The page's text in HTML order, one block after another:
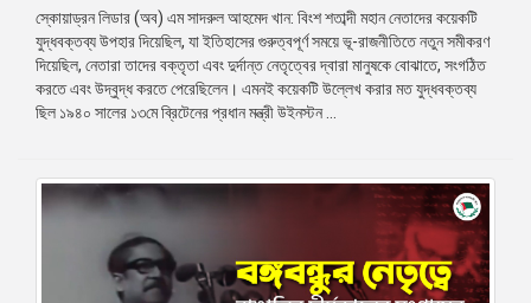
স্কোয়াড্রন লিডার (অব) এম সাদরুল আহমেদ খান: বিংশ শতাব্দী মহান নেতাদের কয়েকটি
যুদ্ধবক্তব্য উপহার দিয়েছিল, যা ইতিহাসের গুরুত্বপূর্ণ সময়ে ভূ-রাজনীতিতে নতুন সমীকরণ
দিয়েছিল, নেতারা তাদের বক্তৃতা এবং দুর্দান্ত নেতৃত্বের দ্বারা মানুষকে বোঝাতে, সংগঠিত
করতে এবং উদ্বুদ্ধ করতে পেরেছিলেন। এমনই কয়েকটি উল্লেখ করার মত যুদ্ধবক্তব্য
ছিল ১৯৪০ সালের ১৩মে ব্রিটেনের প্রধান মন্ত্রী উইনস্টন ...